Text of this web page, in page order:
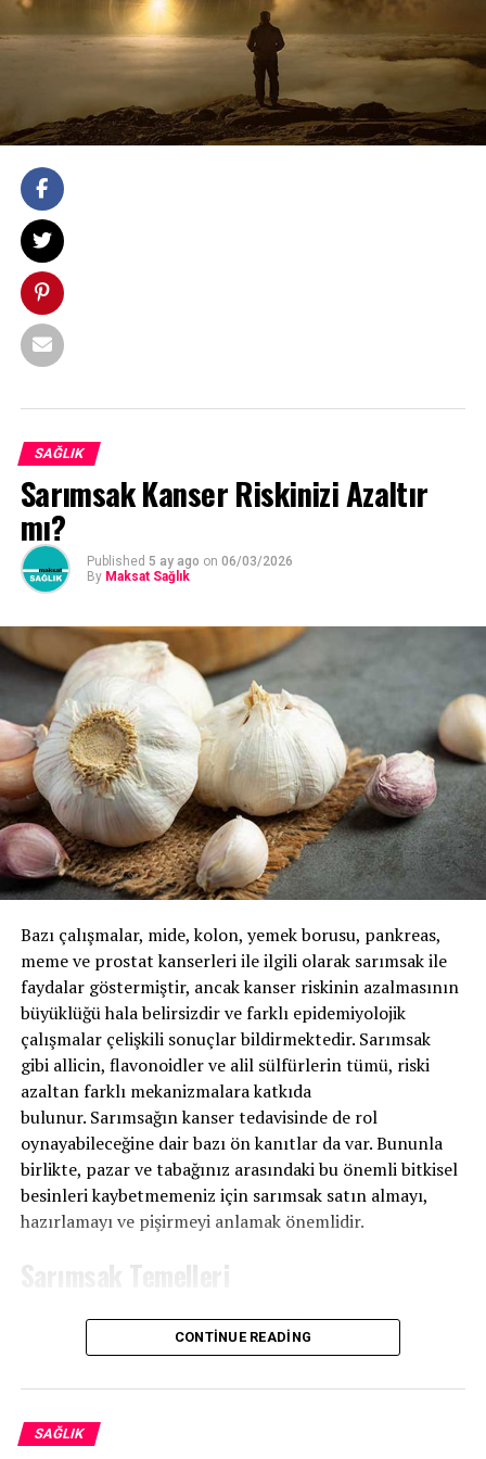
SAĞLIK
Sarımsak Kanser Riskinizi Azaltır
mı?
Published 5 ay ago on 06/03/2026
By Maksat Sağlık
Bazı çalışmalar, mide, kolon, yemek borusu, pankreas,
meme ve prostat kanserleri ile ilgili olarak sarımsak ile
faydalar göstermiştir, ancak kanser riskinin azalmasının
büyüklüğü hala belirsizdir ve farklı epidemiyolojik
çalışmalar çelişkili sonuçlar bildirmektedir. Sarımsak
gibi allicin, flavonoidler ve alil sülfürlerin tümü, riski
azaltan farklı mekanizmalara katkıda
bulunur. Sarımsağın kanser tedavisinde de rol
oynayabileceğine dair bazı ön kanıtlar da var. Bununla
birlikte, pazar ve tabağınız arasındaki bu önemli bitkisel
besinleri kaybetmemeniz için sarımsak satın almayı,
hazırlamayı ve pişirmeyi anlamak önemlidir.
Sarımsak ve soğan, antik Yunan ve Roma günlerinden
beri yemek pişirmenin bir parçası olmuştur. Kokulu
önleyici özellikleri nedeniyle) ve “kokuşmuş gül”
(güllerle değil zambaklarla ilgili olmasına rağmen) dâhil
olmak üzere birçok isimle anılmıştır.
CONTINUE READING
SAĞLIK